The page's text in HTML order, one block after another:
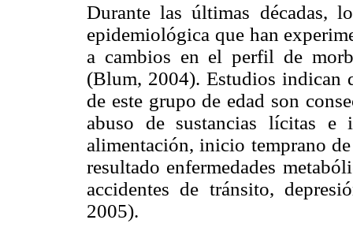
Durante las últimas décadas,
epidemiológica que han
a cambios en el perfil de
(Blum, 2004). Estudios indican
de este grupo de edad son
abuso de sustancias lícitas e
alimentación, inicio temprano
resultado enfermedades
accidentes de tránsito,
2005).